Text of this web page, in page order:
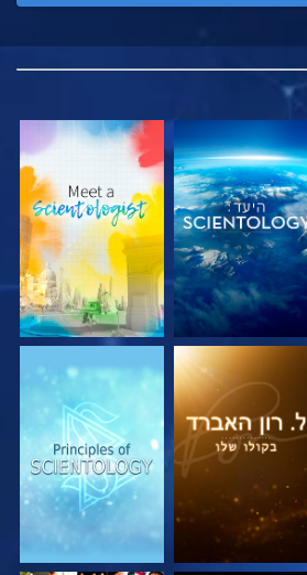
בדוק את הסדרה בדוק את הסדרה